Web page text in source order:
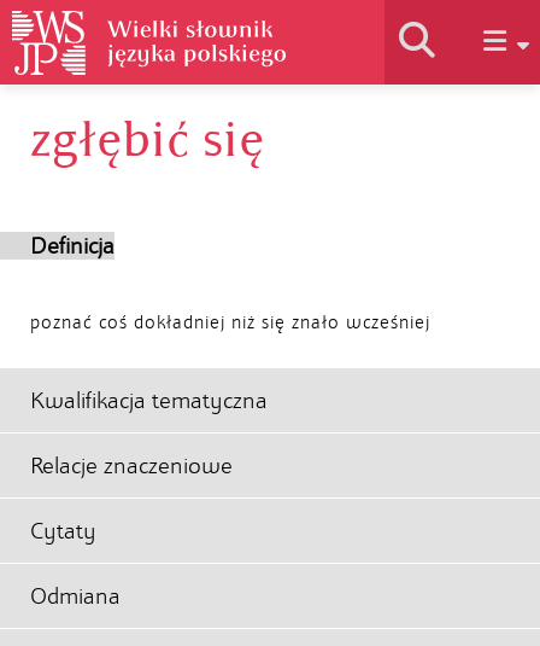
Historia słownika
zgłębić się
Definicja
poznać coś dokładniej niż się znało wcześniej
Kwalifikacja tematyczna
Relacje znaczeniowe
Cytaty
Odmiana